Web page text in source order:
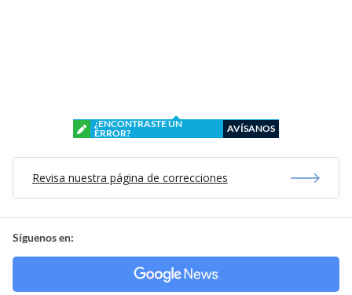
¿ENCONTRASTE UN
ERROR?
AVÍSANOS
Revisa nuestra página de correcciones
Síguenos en: